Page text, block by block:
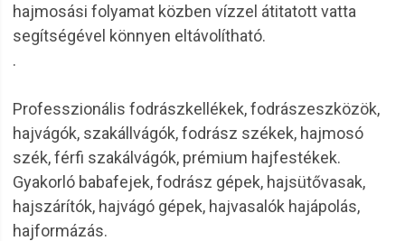
hajmosási folyamat közben vízzel átitatott vatta
segítségével könnyen eltávolítható.
.
Professzionális fodrászkellékek, fodrászeszközök,
hajvágók, szakállvágók, fodrász székek, hajmosó
szék, férfi szakálvágók, prémium hajfestékek.
Gyakorló babafejek, fodrász gépek, hajsütővasak,
hajszárítók, hajvágó gépek, hajvasalók hajápolás,
hajformázás.